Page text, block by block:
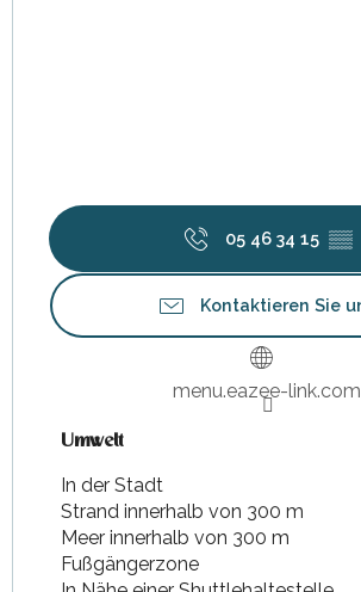
05 46 34 15 ▒▒
Kontaktieren Sie
menu.eazee-link.com
Umwelt
Umwelt
In der Stadt
Strand innerhalb von 300 m
Meer innerhalb von 300 m
Fußgängerzone